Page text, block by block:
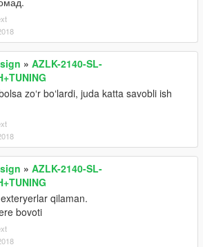
» AZLK-2140-SL-
zoʻr boʻlardi, juda katta savobli ish
» AZLK-2140-SL-
qilaman.
bovoti